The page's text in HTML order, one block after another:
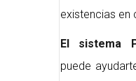
existencias en
El sistema
puede